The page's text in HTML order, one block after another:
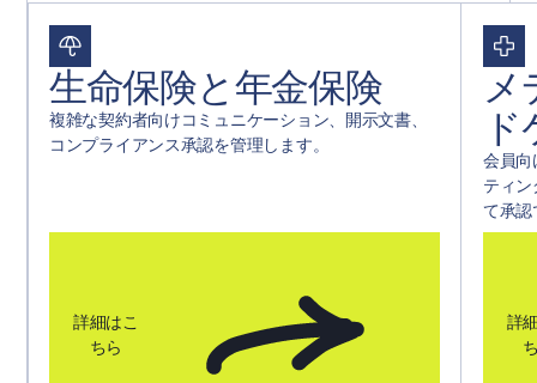
生命保険と年金保険
複雑な契約者向けコミュニケーション、開示文書、
コンプライアンス承認を管理します。
詳細はこ
ちら
メ
会員向
ティ
て承
詳